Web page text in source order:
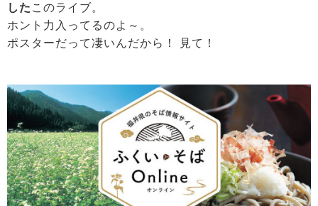
した このライブ。
ホント力入ってるのよ～。
ポスターだって凄いんだから！ 見て！